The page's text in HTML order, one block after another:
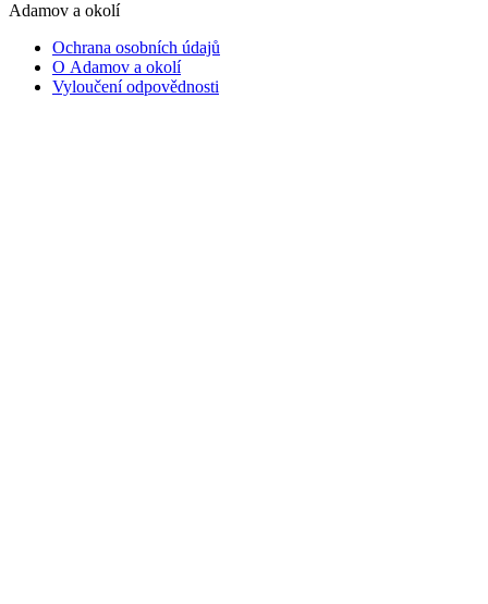
Adamov a okolí
Ochrana osobních údajů
O Adamov a okolí
Vyloučení odpovědnosti